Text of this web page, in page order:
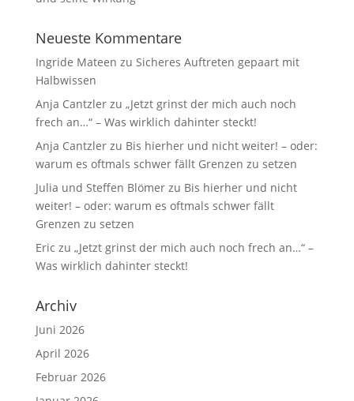
Neueste Kommentare
Ingride Mateen zu Sicheres Auftreten gepaart mit
Halbwissen
Anja Cantzlerzu „Jetzt grinst der mich auch noch
frech an…“ – Was wirklich dahinter steckt!
Anja Cantzlerzu Bis hierher und nicht weiter! – oder:
warum es oftmals schwer fällt Grenzen zu setzen
Julia und Steffen Blömerzu Bis hierher und nicht
weiter! – oder: warum es oftmals schwer fällt
Grenzen zu setzen
Eric zu „Jetzt grinst der mich auch noch frech an…“ –
Was wirklich dahinter steckt!
Archiv
Juni 2026
April 2026
Februar 2026